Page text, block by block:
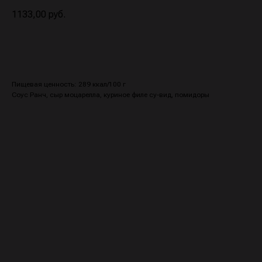
1133,00 руб.
Пищевая ценность: 289 ккал/100 г
Соус Ранч, сыр моцарелла, куриное филе су-вид, помидоры